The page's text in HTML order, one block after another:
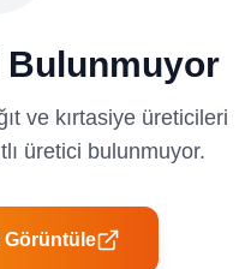
Bulunmuyor
ve kırtasiye üreticileri
üretici bulunmuyor.
Görüntüle